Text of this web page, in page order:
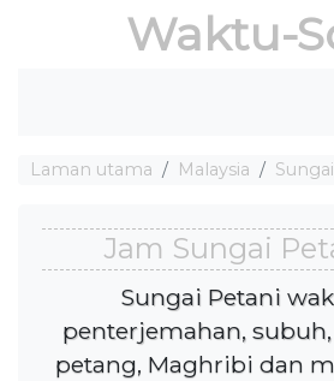
Waktu-
Laman utama Malaysia
Jam Sungai
Sungai Petani
penterjemahan,
petang, Maghribi dan